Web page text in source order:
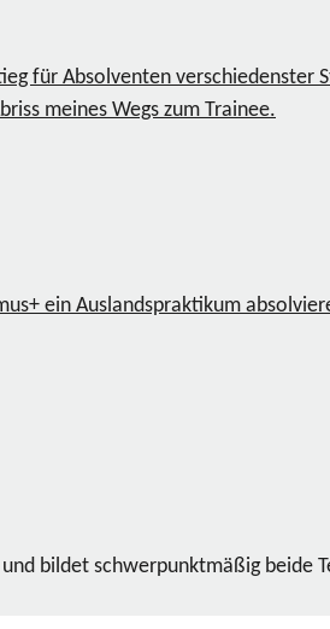
für Absolventen
meines Wegs zum Trainee.
ein Auslandspraktikum
bildet schwerpunktmäßig beide